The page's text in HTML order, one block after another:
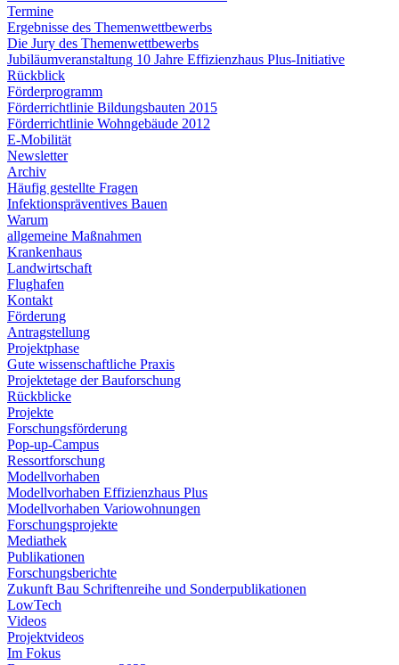
Termine
Ergebnisse des Themenwettbewerbs
Die Jury des Themenwettbewerbs
Jubiläumveranstaltung 10 Jahre Effizienzhaus Plus-Initiative
Rückblick
Förderprogramm
Förderrichtlinie Bildungsbauten 2015
Förderrichtlinie Wohngebäude 2012
E-Mobilität
Newsletter
Archiv
Häufig gestellte Fragen
Infektionspräventives Bauen
Warum
allgemeine Maßnahmen
Krankenhaus
Landwirtschaft
Flughafen
Kontakt
Förderung
Antragstellung
Projektphase
Gute wissenschaftliche Praxis
Projektetage der Bauforschung
Rückblicke
Projekte
Forschungsförderung
Pop-up-Campus
Ressortforschung
Modellvorhaben
Modellvorhaben Effizienzhaus Plus
Modellvorhaben Variowohnungen
Forschungsprojekte
Mediathek
Publikationen
Forschungsberichte
Zukunft Bau Schriftenreihe und Sonderpublikationen
LowTech
Videos
Projektvideos
Im Fokus